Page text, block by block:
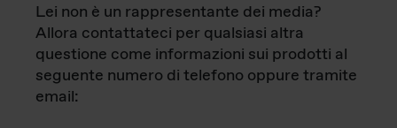
Lei non è un rappresentante dei media?
Allora contattateci per qualsiasi altra
questione come informazioni sui prodotti al
seguente numero di telefono oppure tramite
email: